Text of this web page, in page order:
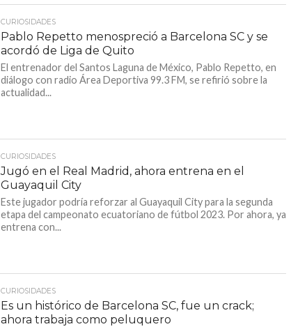
CURIOSIDADES
Pablo Repetto menospreció a Barcelona SC y se
acordó de Liga de Quito
El entrenador del Santos Laguna de México, Pablo Repetto, en
diálogo con radio Área Deportiva 99.3 FM, se refirió sobre la
actualidad...
CURIOSIDADES
Jugó en el Real Madrid, ahora entrena en el
Guayaquil City
Este jugador podría reforzar al Guayaquil City para la segunda
etapa del campeonato ecuatoriano de fútbol 2023. Por ahora, ya
entrena con...
CURIOSIDADES
Es un histórico de Barcelona SC, fue un crack;
ahora trabaja como peluquero